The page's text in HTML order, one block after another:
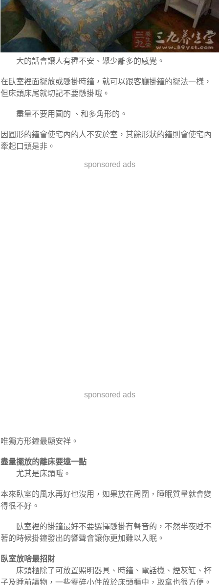
大的話會讓人有種不安、聚少離多的感覺。
在臥室裡面擺放或懸掛時鐘，就可以跟客廳掛鐘的擺法一樣，
但床頭床尾就切記不要懸掛哦。
盡量不要用圓的 、和多角形的。
因圓形的鐘會使宅內的人不安於室，其餘形狀的鐘則會使宅內
牽起口頭是非。
sponsored ads
sponsored ads
唯獨方形鐘最顯安祥。
盡量擺放的離床要遠一點
尤其是床頭哦。
本來臥室的風水再好也沒用，如果放在周圍，睡眠質量就會變
得很不好。
臥室裡的掛鐘最好不要選擇懸掛有聲音的，不然半夜睡不
著的時候掛鐘發出的響聲會讓你更加難以入眠。
臥室放啥最招財
床頭櫃除了可放置照明器具、時鐘、電話機、煙灰缸、杯
子及睡前讀物，一些零碎小件放於床頭櫃中，取拿也很方便。